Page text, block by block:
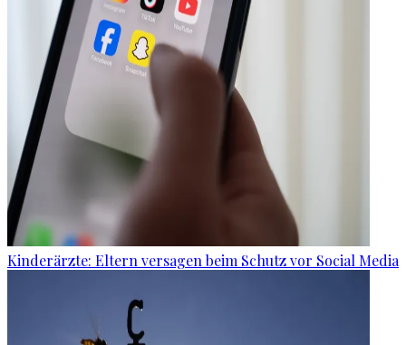
Kinderärzte: Eltern versagen beim Schutz vor Social Media